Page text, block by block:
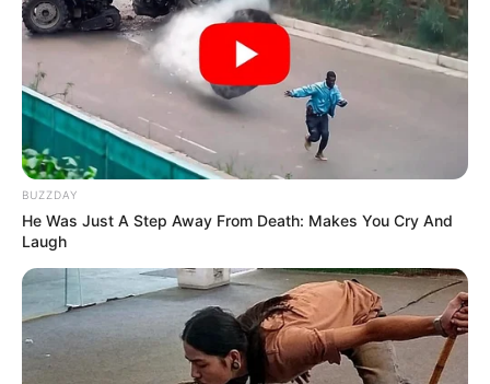
BUZZDAY
He Was Just A Step Away From Death: Makes You Cry And
Laugh